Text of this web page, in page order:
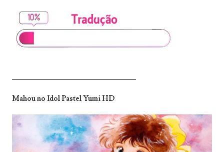
_______________________________
Mahou no Idol Pastel Yumi HD